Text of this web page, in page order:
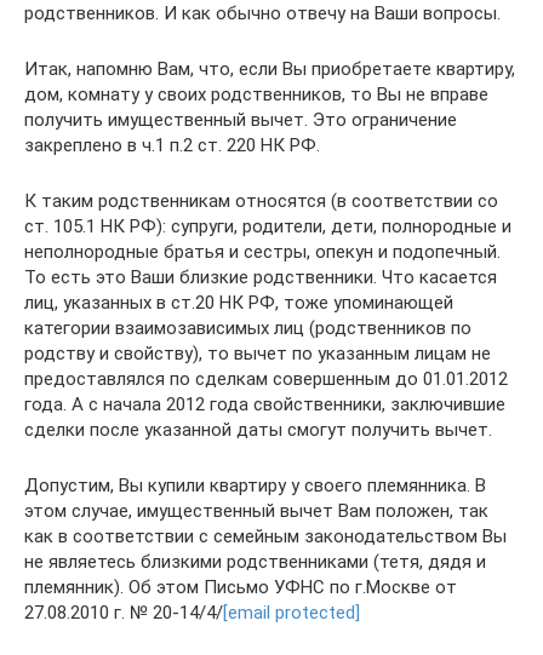
родственников. И как обычно отвечу на Ваши вопросы.
Итак, напомню Вам, что, если Вы приобретаете квартиру,
дом, комнату у своих родственников, то Вы не вправе
получить имущественный вычет. Это ограничение
закреплено в ч.1 п.2 ст. 220 НК РФ.
К таким родственникам относятся (в соответствии со
ст. 105.1 НК РФ): супруги, родители, дети, полнородные и
неполнородные братья и сестры, опекун и подопечный.
То есть это Ваши близкие родственники. Что касается
лиц, указанных в ст.20 НК РФ, тоже упоминающей
категории взаимозависимых лиц (родственников по
родству и свойству), то вычет по указанным лицам не
предоставлялся по сделкам совершенным до 01.01.2012
года. А с начала 2012 года свойственники, заключившие
сделки после указанной даты смогут получить вычет.
Допустим, Вы купили квартиру у своего племянника. В
этом случае, имущественный вычет Вам положен, так
как в соответствии с семейным законодательством Вы
не являетесь близкими родственниками (тетя, дядя и
племянник). Об этом Письмо УФНС по г.Москве от
27.08.2010 г. № 20-14/4/[email protected]